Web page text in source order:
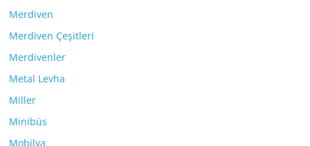
Merdiven
Merdiven Çeşitleri
Merdivenler
Metal Levha
Miller
Minibüs
Mobilya